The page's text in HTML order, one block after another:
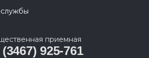
приемная
(3467) 925-761